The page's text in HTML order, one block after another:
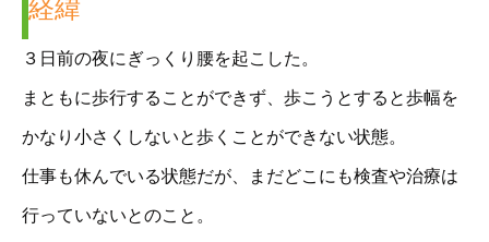
経緯
３日前の夜にぎっくり腰を起こした。
まともに歩行することができず、歩こうとすると歩幅を
かなり小さくしないと歩くことができない状態。
仕事も休んでいる状態だが、まだどこにも検査や治療は
行っていないとのこと。